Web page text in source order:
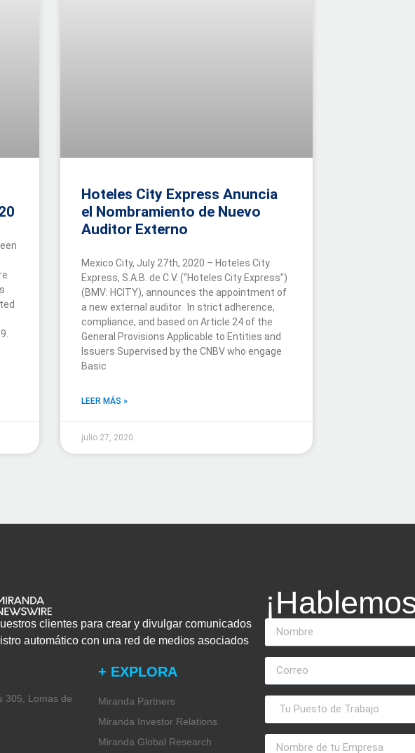
Hoteles City Express Anuncia
el Nombramiento de Nuevo
Auditor Externo
Mexico City, July 27th, 2020 – Hoteles City
Express, S.A.B. de C.V. (“Hoteles City Express”)
(BMV: HCITY), announces the appointment of
a new external auditor. In strict adherence,
compliance, and based on Article 24 of the
General Provisions Applicable to Entities and
Issuers Supervised by the CNBV who engage
Basic
LEER MÁS »
julio 27, 2020
clientes para crear y divulgar comunicados
automático con una red de medios asociados
305, Lomas de
+ EXPLORA
Miranda Partners
Miranda Investor Relations
Miranda Global Research